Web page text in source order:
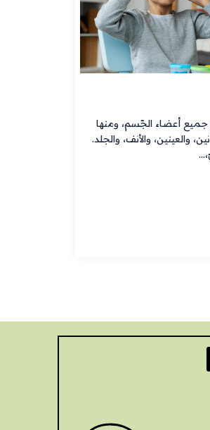
جميع أعضاء الجّسم، ومنها
والعينين، والأنف، والجلد.